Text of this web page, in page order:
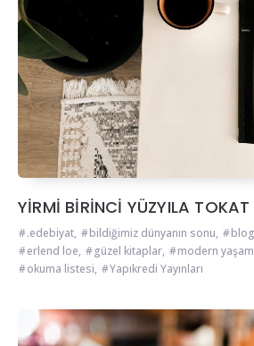
YİRMİ BİRİNCİ YÜZYILA
.edebiyat, bildiğimiz dünyanın sonu, blog
erlend loe, güzel kitaplar, modern
okuma listesi, Yapıkredi Yayınları